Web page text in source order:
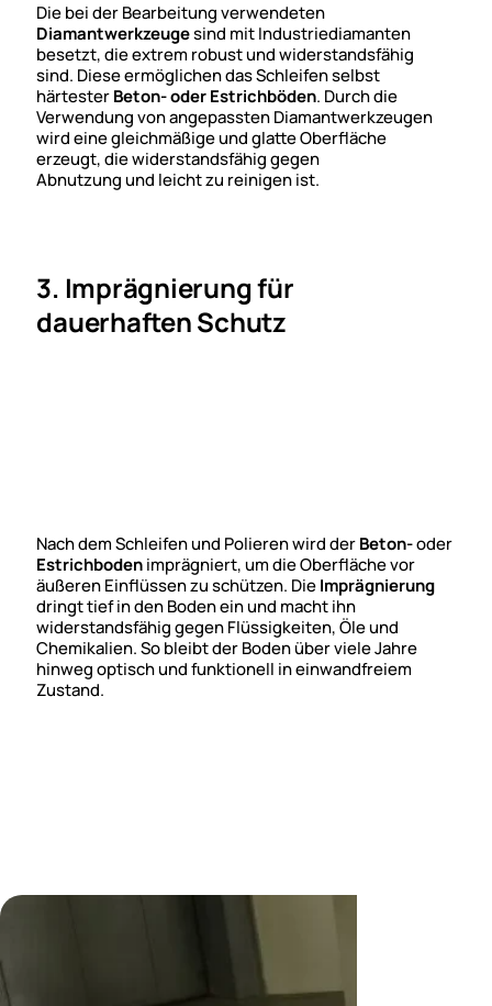
Die bei der Bearbeitung verwendeten
Diamantwerkzeugesind mit Industriediamanten
besetzt, die extrem robust und widerstandsfähig
sind. Diese ermöglichen das Schleifen selbst
härtesterBeton- oder Estrichböden. Durch die
Verwendung von angepassten Diamantwerkzeugen
wird eine gleichmäßige und glatte Oberfläche
erzeugt, die widerstandsfähig gegen
Abnutzung und leicht zu reinigen ist.
3. Imprägnierung für
dauerhaften Schutz
Nach dem Schleifen und Polieren wird derBeton-oder
Estrichbodenimprägniert, um die Oberfläche vor
äußeren Einflüssen zu schützen. DieImprägnierung
dringt tief in den Boden ein und macht ihn
widerstandsfähig gegen Flüssigkeiten, Öle und
Chemikalien. So bleibt der Boden über viele Jahre
hinweg optisch und funktionell in einwandfreiem
Zustand.